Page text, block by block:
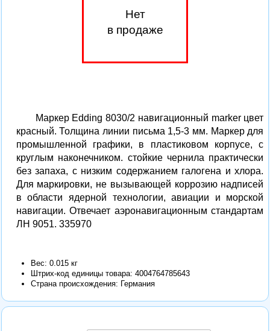
Нет
в продаже
Маркер Edding 8030/2 навигационный marker цвет
красный. Толщина линии письма 1,5-3 мм. Маркер для
промышленной графики, в пластиковом корпусе, с
круглым наконечником. стойкие чернила практически
без запаха, с низким содержанием галогена и хлора.
Для маркировки, не вызывающей коррозию надписей
в области ядерной технологии, авиации и морской
навигации. Отвечает аэронавигационным стандартам
ЛН 9051. 335970
Вес: 0.015 кг
Штрих-код единицы товара: 4004764785643
Страна происхождения: Германия